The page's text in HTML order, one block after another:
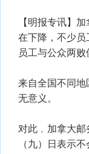
【明报专讯】
在下降，不少
员工与公众两败
来自全国不同
无意义。
对此﹐加拿大邮
（九）日表示